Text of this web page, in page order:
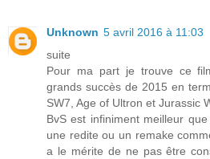
Unknown 5 avril 2016 à 11:03
suite
Pour ma part je trouve ce
grands succès de 2015 en
SW7, Age of Ultron et Jurassic
BvS est infiniment meilleur
une redite ou un remake
a le mérite de ne pas être